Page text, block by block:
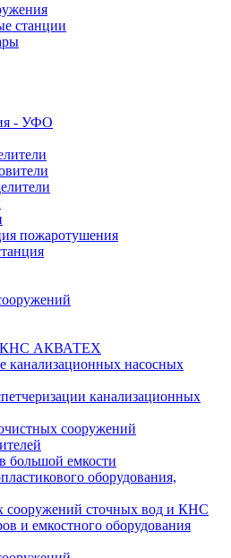
станции
- УФО
пожаротушения
КНС АКВАТЕХ
канализационных насосных
канализационных
сооружений
большой емкости
оборудования,
сооружений сточных вод и КНС
и емкостного оборудования